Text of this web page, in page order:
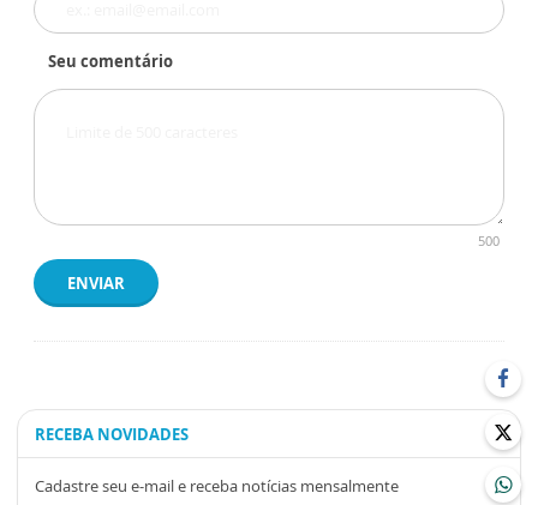
Seu comentário
500
ENVIAR
RECEBA NOVIDADES
Cadastre seu e-mail e receba notícias mensalmente